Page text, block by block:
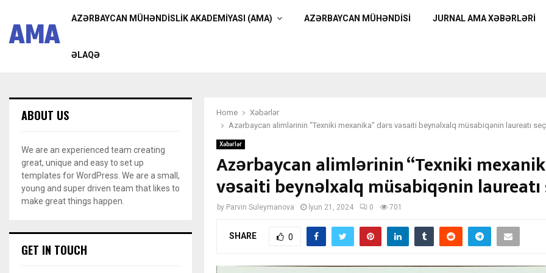
AMA AZƏRBAYCAN MÜHƏNDISLIK AKADEMIYASI (AMA) AZƏRBAYCAN MÜHƏNDİSİ JURNAL AMA XƏBƏRLƏRI
ƏLAQƏ
Home
Xəbərlər
Azərbaycan alimlərinin “Texniki mexanika” dərs vəsaiti beynəlxalq müsabiqənin laureatı
Xəbərlər
Azərbaycan alimlərinin “Texniki
vəsaiti beynəlxalq müsabiqənin laureatı
by Parvin Suleymanova İyun 21, 2024 0 701
SHARE 0
ABOUT US
We are an experienced team creating
great, unique and easy to set up
templates for WordPress. We are a small,
young and super driven team that likes to
make great things happen.
GET IN TOUCH